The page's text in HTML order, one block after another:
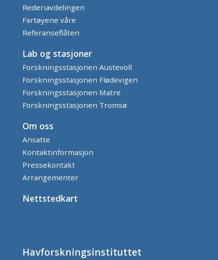
Rederiavdelingen
Fartøyene våre
Referanseflåten
Lab og stasjoner
Forskningsstasjonen Austevoll
Forskningsstasjonen Flødevigen
Forskningsstasjonen Matre
Forskningsstasjonen Tromsø
Om oss
Ansatte
Kontaktinformasjon
Pressekontakt
Arrangementer
Nettstedkart
Havforskningsinstituttet